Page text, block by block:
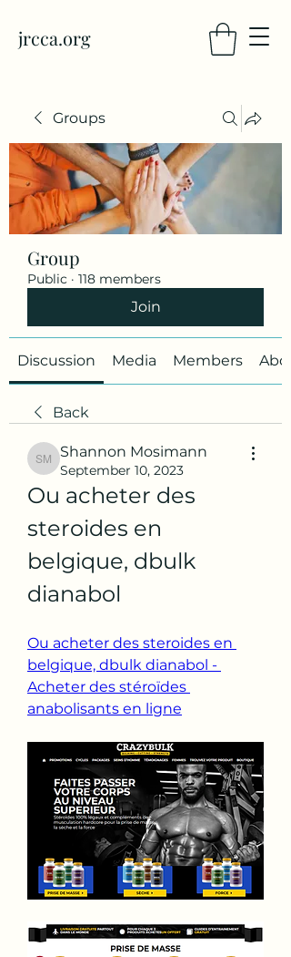
jrcca.org
Groups
Group
Public · 118 members
Join
Discussion Media Members
Back
Shannon Mosimann
Shannon Mosimann
September 10, 2023
Ou acheter des
steroides en
belgique, dbulk
dianabol
Ou acheter des steroides en
belgique, dbulk dianabol -
Acheter des stéroïdes
anabolisants en ligne